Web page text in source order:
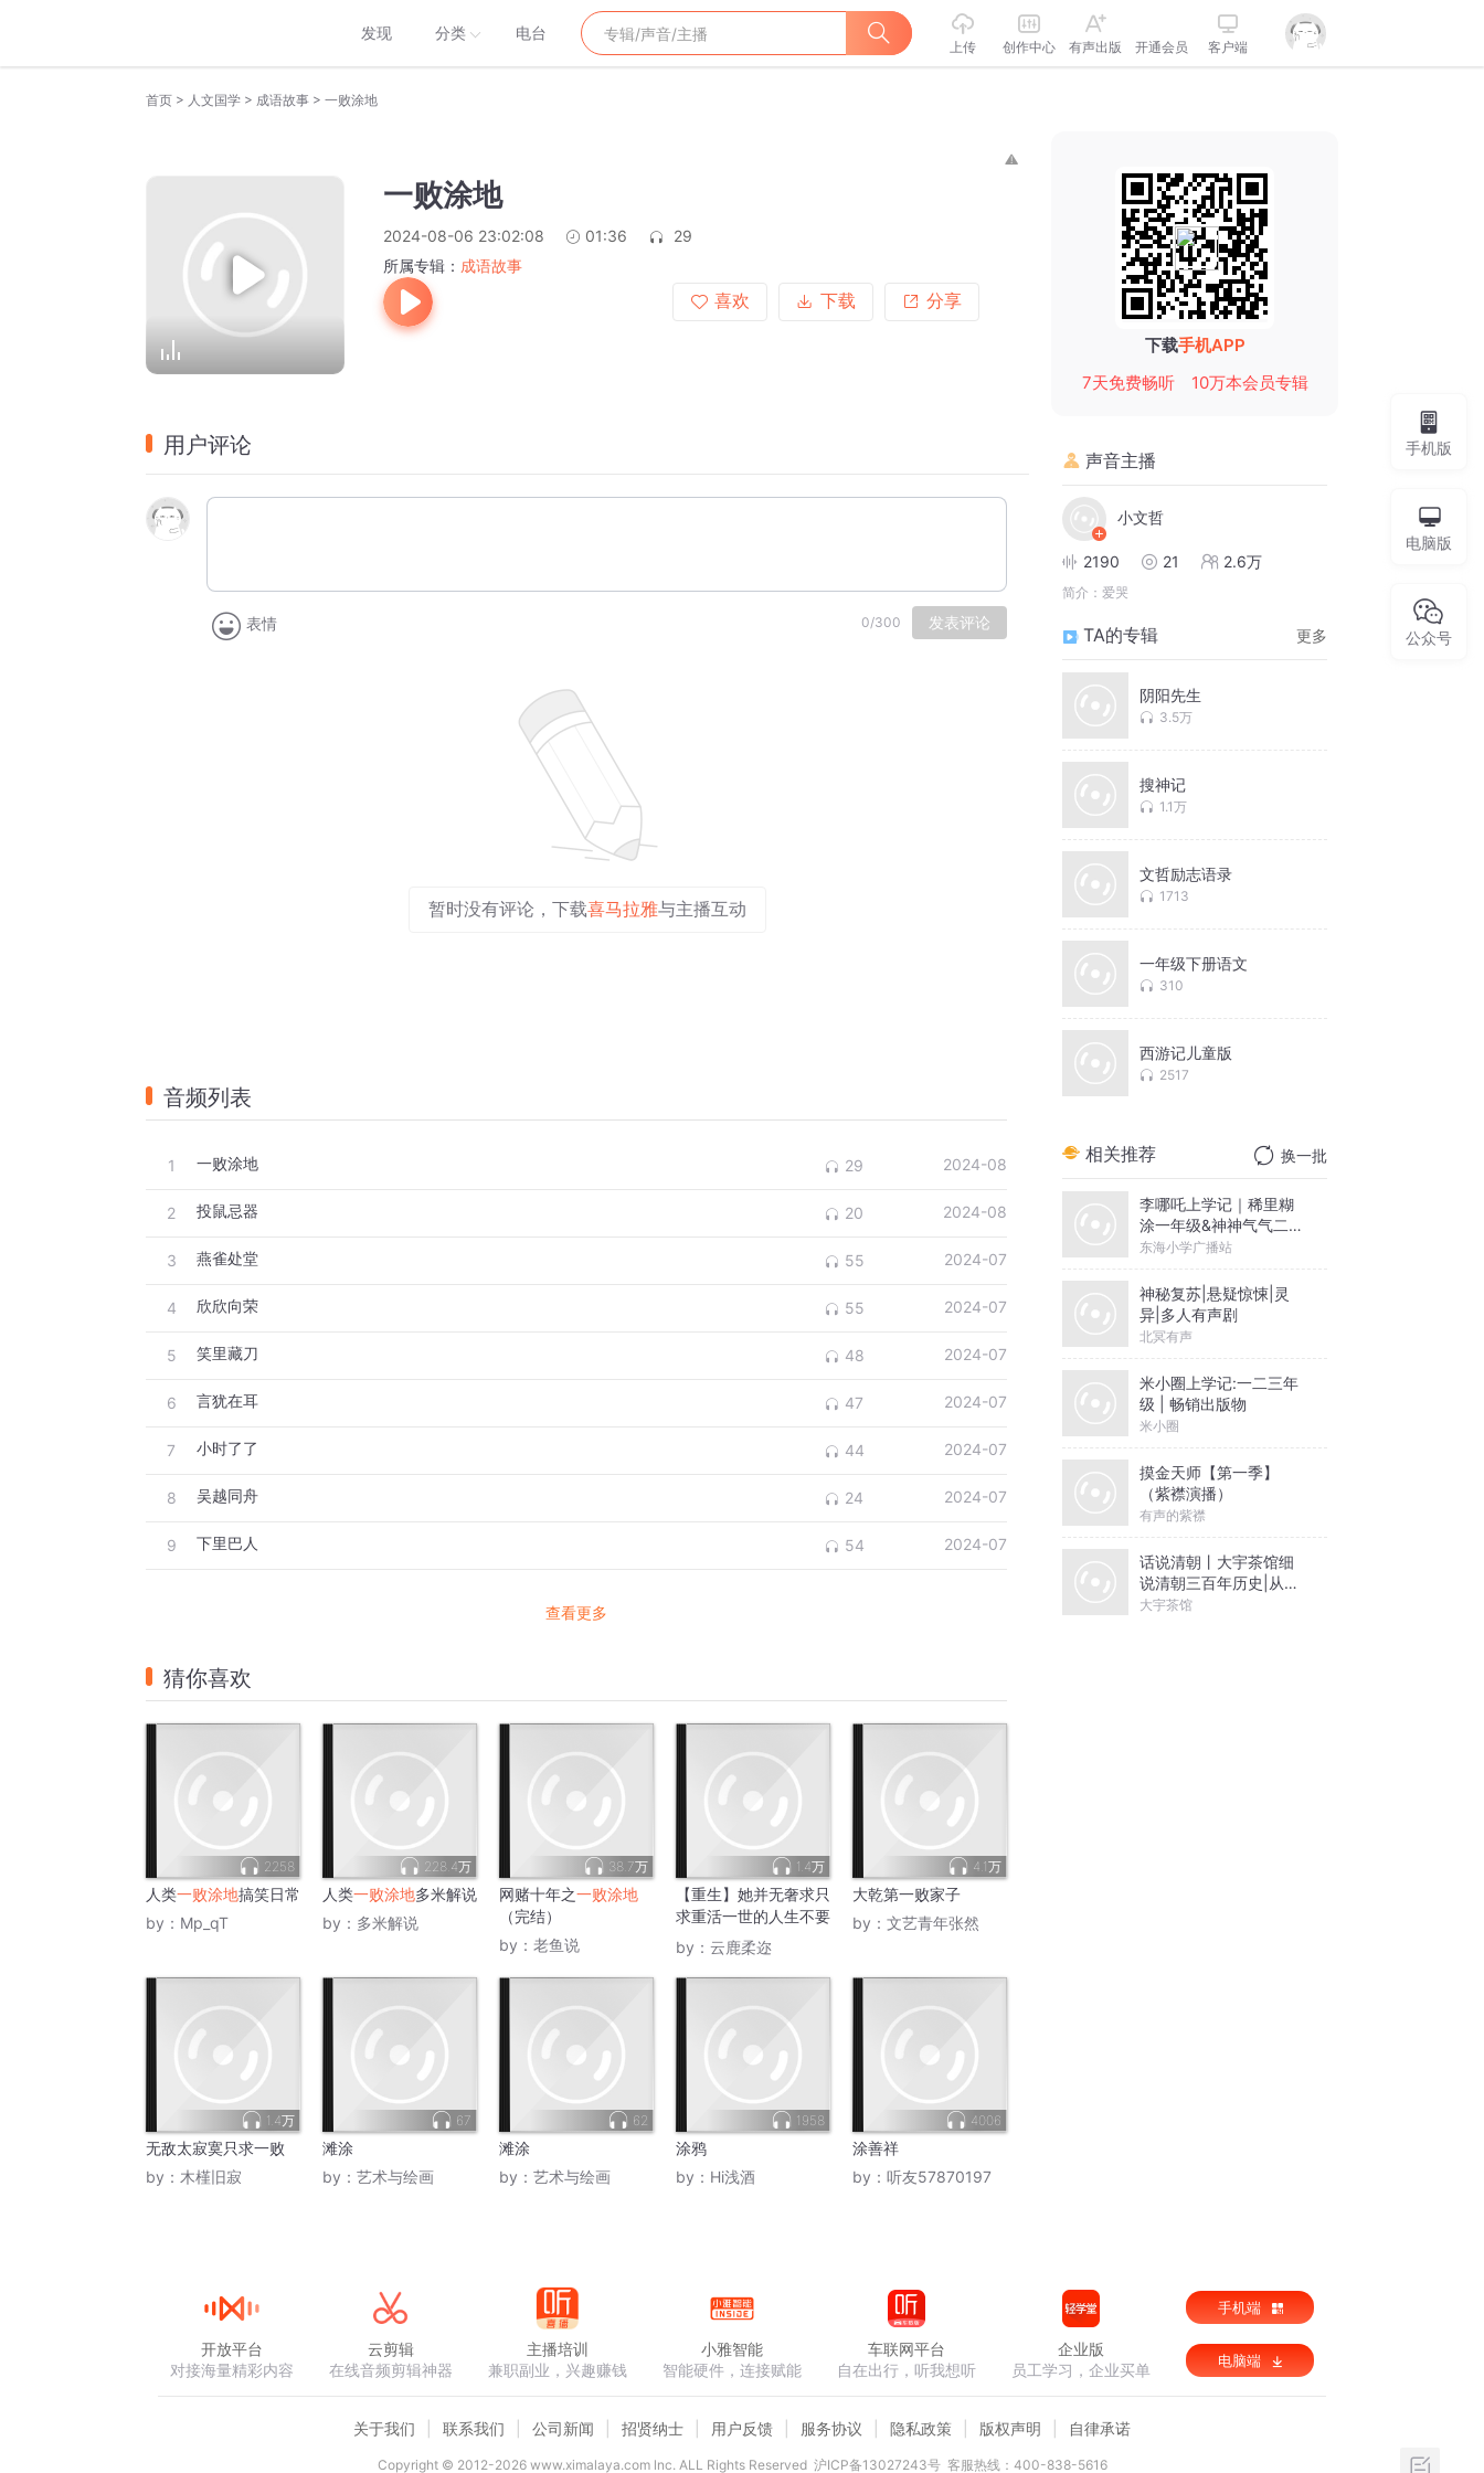
发现 分类 电台
上传 创作中心 有声出版 开通会员 客户端
首页 > 人文国学 > 成语故事 > 一败涂地
一败涂地
2024-08-06 23:02:08 01:36
29
所属专辑： 成语故事
喜欢
下载 分享
用户评论
表情 0/300 发表评论
暂时没有评论，下载喜马拉雅与主播互动
音频列表
1 一败涂地 29 2024-08
2 投鼠忌器 20 2024-08
3 燕雀处堂 55 2024-07
4 欣欣向荣 55 2024-07
5 笑里藏刀 48 2024-07
6 言犹在耳 47 2024-07
7 小时了了 44 2024-07
8 吴越同舟 24 2024-07
9 下里巴人 54 2024-07
查看更多
猜你喜欢
2258
人类一败涂地搞笑日常
by： Mp_qT
228.4万
人类一败涂地多米解说
by： 多米解说
38.7万
网赌十年之一败涂地
（完结）
by： 老鱼说
1.4万
【重生】她并无奢求只
求重活一世的人生不要
再
一败涂地
by： 云鹿柔迩
4.1万
大乾第一败家子
by： 文艺青年张然
1.4万
无敌太寂寞只求一败
by： 木槿旧寂
67
滩涂
by： 艺术与绘画
62
滩涂
by： 艺术与绘画
1958
涂鸦
by： Hi浅酒
4006
涂善祥
by： 听友57870197
下载手机APP
7天免费畅听
10万本会员专辑
声音主播
小文哲
2190 21 2.6万
简介： 爱哭
TA的专辑 更多
阴阳先生
3.5万
搜神记
1.1万
文哲励志语录
1713
一年级下册语文
310
西游记儿童版
2517
相关推荐 换一批
李哪吒上学记｜稀里糊
涂一年级&神神气气二年
级
东海小学广播站
神秘复苏|悬疑惊悚|灵
异|多人有声剧
北冥有声
米小圈上学记:一二三年
级 | 畅销出版物
米小圈
摸金天师【第一季】
（紫襟演播）
有声的紫襟
话说清朝丨大宇茶馆细
说清朝三百年历史|从努
尔哈赤到末代皇帝溥仪|
大宇茶馆
手机版
电脑版
公众号
开放平台
对接海量精彩内容
云剪辑
在线音频剪辑神器
主播培训
兼职副业，兴趣赚钱
小雅智能
智能硬件，连接赋能
车联网平台
自在出行，听我想听
企业版
员工学习，企业买单
手机端
电脑端
关于我们 联系我们 公司新闻 招贤纳士 用户反馈 服务协议 隐私政策 版权声明 自律承诺
Copyright © 2012-2026www.ximalaya.com lnc. ALL Rights Reserved 沪ICP备13027243号 客服热线：400-838-5616